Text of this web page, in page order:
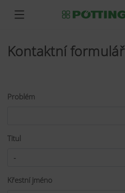
Kontaktní formulář
Problém
Titul
Křestní jméno